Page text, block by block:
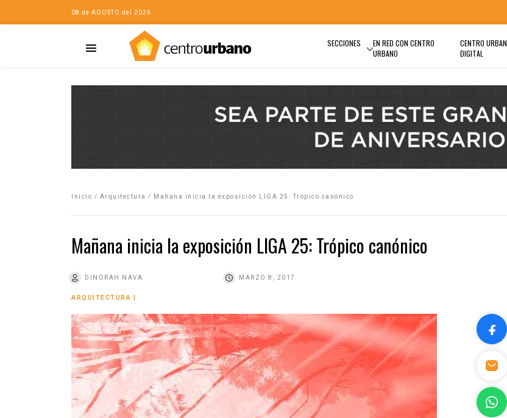
08 de AGOSTO del 2026
SECCIONES
EN RED CON CENTRO
URBANO
CENTRO
DIGITAL
Inicio / Arquitectura / Mañana inicia la exposición LIGA 25: Trópico canónico
Mañana inicia la exposición LIGA 25: Trópico canónico
DINORAH NAVA MARZO 8, 2017
ARQUITECTURA